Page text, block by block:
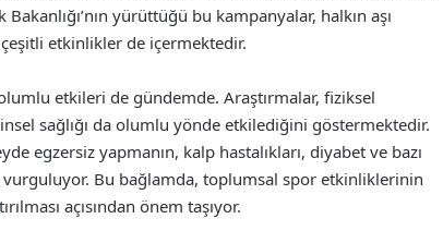
yürüttüğü bu kampanyalar, halkın aşı
çeşitli etkinlikler de içermektedir.
etkileri de gündemde. Araştırmalar, fiziksel
sağlığı da olumlu yönde etkilediğini göstermektedir.
egzersiz yapmanın, kalp hastalıkları, diyabet ve bazı
vurguluyor. Bu bağlamda, toplumsal spor etkinliklerinin
açısından önem taşıyor.